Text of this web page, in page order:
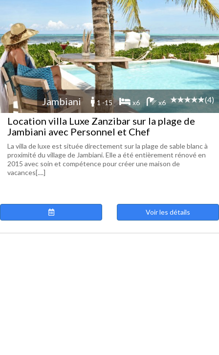
Jambiani 1 -15 x6 x6 (4)
Location villa Luxe Zanzibar sur la plage de
Jambiani avec Personnel et Chef
La villa de luxe est située directement sur la plage de sable blanc à
proximité du village de Jambiani. Elle a été entièrement rénové en
2015 avec soin et compétence pour créer une maison de
vacances[....]
Voir les détails